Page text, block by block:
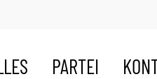
PARTEI